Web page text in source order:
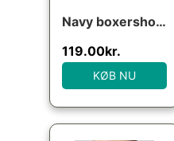
Navy boxershorts (bambus), str. large
119.00kr.
KØB NU